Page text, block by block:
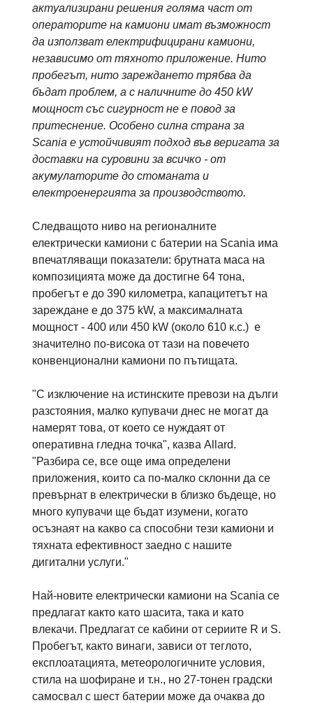
актуализирани решения голяма част от
операторите на камиони имат възможност
да използват електрифицирани камиони,
независимо от тяхното приложение. Нито
пробегът, нито зареждането трябва да
бъдат проблем, а с наличните до 450 kW
мощност със сигурност не е повод за
притеснение. Особено силна страна за
Scania е устойчивият подход във веригата за
доставки на суровини за всичко - от
акумулаторите до стоманата и
електроенергията за производството.
Следващото ниво на регионалните
електрически камиони с батерии на Scania има
впечатляващи показатели: брутната маса на
композицията може да достигне 64 тона,
пробегът е до 390 километра, капацитетът на
зареждане е до 375 kW, а максималната
мощност - 400 или 450 kW (около 610 к.с.) е
значително по-висока от тази на повечето
конвенционални камиони по пътищата.
"С изключение на истинските превози на дълги
разстояния, малко купувачи днес не могат да
намерят това, от което се нуждаят от
оперативна гледна точка", казва Allard.
"Разбира се, все още има определени
приложения, които са по-малко склонни да се
превърнат в електрически в близко бъдеще, но
много купувачи ще бъдат изумени, когато
осъзнаят на какво са способни тези камиони и
тяхната ефективност заедно с нашите
дигитални услуги."
Най-новите електрически камиони на Scania се
предлагат както като шасита, така и като
влекачи. Предлагат се кабини от сериите R и S.
Пробегът, както винаги, зависи от теглото,
експлоатацията, метеорологичните условия,
стила на шофиране и т.н., но 27-тонен градски
самосвал с шест батерии може да очаква до